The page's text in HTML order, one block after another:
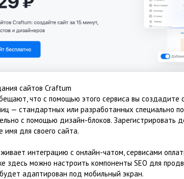
сайтов Craftum
что с помощью этого сервиса вы
— стандартных или разработанных специально
с помощью дизайн-блоков. Зарегистрировать
имя для своего сайта.
интеграцию с онлайн-чатом, сервисами
здесь можно настроить компоненты SEO для
адаптирован под мобильный экран.